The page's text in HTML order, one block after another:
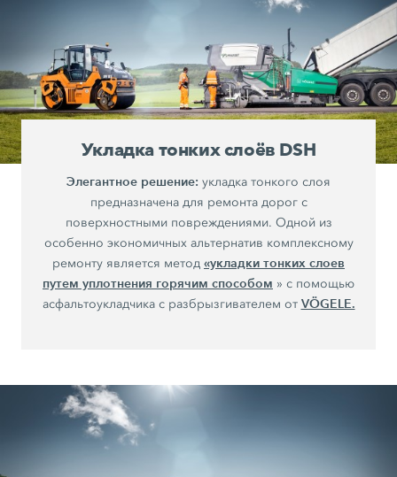
Укладка тонких слоёв DSH
Элегантное решение: укладка тонкого слоя
предназначена для ремонта дорог с
поверхностными повреждениями. Одной из
особенно экономичных альтернатив комплексному
ремонту является метод «укладки тонких слоев
путем уплотнения горячим способом » с помощью
асфальтоукладчика с разбрызгивателем от VÖGELE.